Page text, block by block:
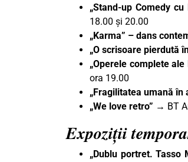
„Stand-up Comedy
18.00 și 20.00
„Karma” – dans
„O scrisoare pierdută
„Operele complete ale
ora 19.00
„Fragilitatea umană
„We love retro” → BT
Expoziții
„Dublu portret. Tasso